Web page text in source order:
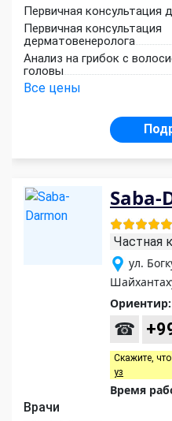
Первичная консультация
Первичная консультация
дерматовенеролога
Анализ на грибок с
головы
Все цены
Saba-
Частная
ул.
Ориентир:
☎
Скажите,
уз
Время
Врачи